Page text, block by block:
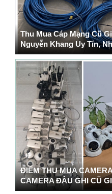
Thu Mua Cáp Mạng Cũ
Nguyễn Khang Uy Tín,
ĐIỂM THU MUA
CAMERA ĐẦU GHI CŨ